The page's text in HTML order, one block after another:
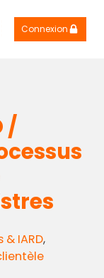
Connexion
/
IARD,